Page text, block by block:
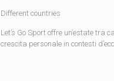
Different countries
Let’s Go Sport offre un’estate
crescita personale in contesti